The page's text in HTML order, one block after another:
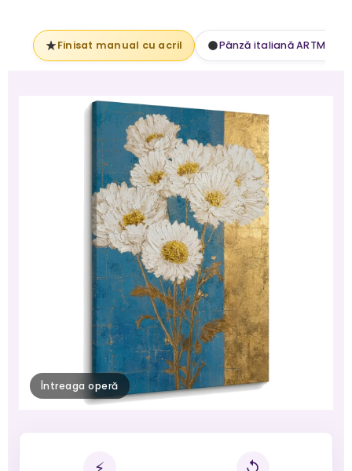
Finisat manual cu acril Pânză italiană ARTMIE
Întreaga operă